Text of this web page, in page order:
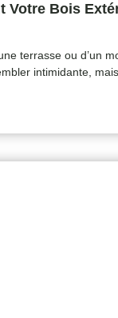
Votre Bois
terrasse ou d’un
intimidante,